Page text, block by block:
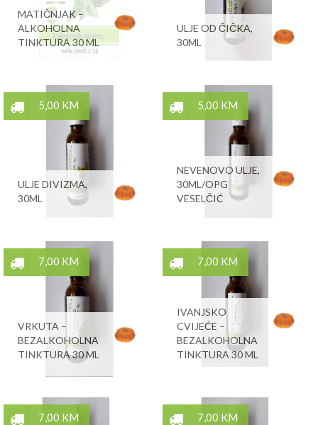
MATIČNJAK –
ALKOHOLNA
TINKTURA 30 ML
ULJE OD ČIČKA,
30ML
5,00 KM
ULJE DIVIZMA,
30ML
5,00 KM
NEVENOVO ULJE,
30ML/OPG
VESELČIĆ
7,00 KM
VRKUTA –
BEZALKOHOLNA
TINKTURA 30 ML
7,00 KM
IVANJSKO
CVIJEĆE –
BEZALKOHOLNA
TINKTURA 30 ML
7,00 KM 7,00 KM